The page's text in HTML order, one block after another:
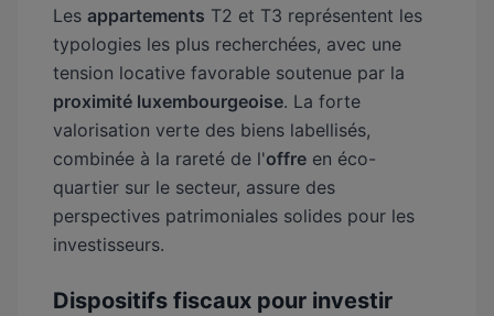
Les appartements T2 et T3 représentent les
typologies les plus recherchées, avec une
tension locative favorable soutenue par la
proximité luxembourgeoise. La forte
valorisation verte des biens labellisés,
combinée à la rareté de l'offre en éco-
quartier sur le secteur, assure des
perspectives patrimoniales solides pour les
investisseurs.
Dispositifs fiscaux pour investir